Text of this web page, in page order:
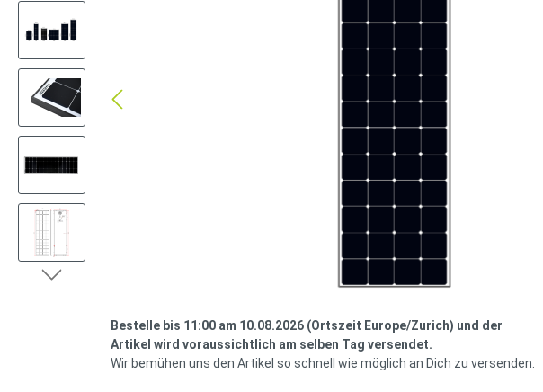
Bestelle bis 11:00 am 10.08.2026 (Ortszeit Europe/Zurich) und der
Artikel wird voraussichtlich am selben Tag versendet.
Wir bemühen uns den Artikel so schnell wie möglich an Dich zu versenden.